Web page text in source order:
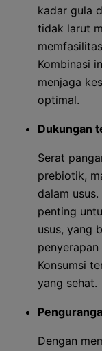
kadar gula
tidak larut
Kombinasi
menjaga
optimal.
Dukungan
Serat
prebiotik,
dalam
penting
usus, yang
Konsumsi
yang sehat.
Dengan